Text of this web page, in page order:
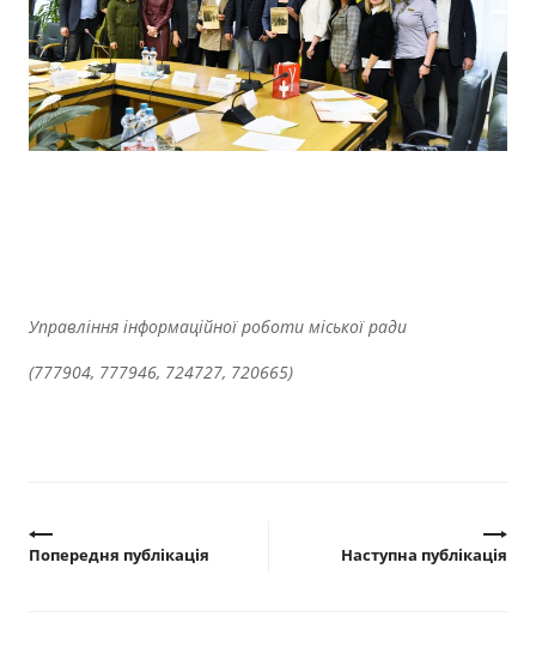
Управління інформаційної роботи міської ради
(777904, 777946, 724727, 720665)
Попередня публікація Наступна публікація